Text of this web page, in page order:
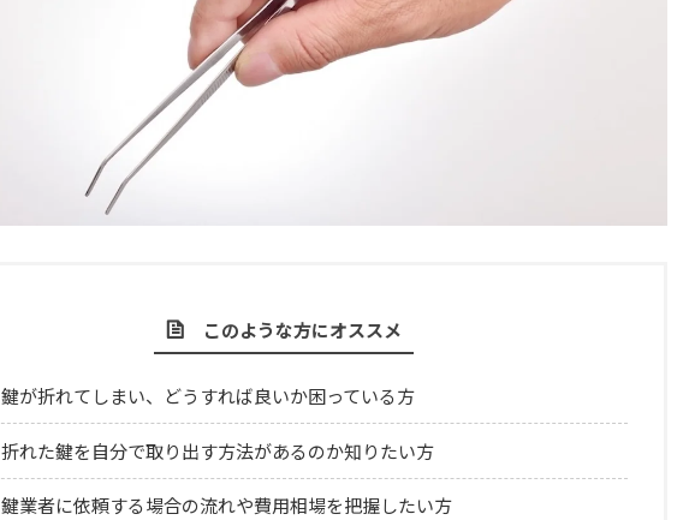
このような方にオススメ
鍵が折れてしまい、どうすれば良いか困っている方
折れた鍵を自分で取り出す方法があるのか知りたい方
鍵業者に依頼する場合の流れや費用相場を把握したい方